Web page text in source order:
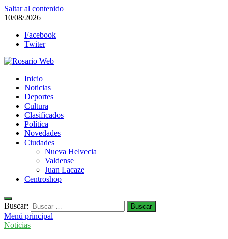
Saltar al contenido
10/08/2026
Facebook
Twiter
Rosario Web
Todas la noticias de Rosario y la zona
Inicio
Noticias
Deportes
Cultura
Clasificados
Política
Novedades
Ciudades
Nueva Helvecia
Valdense
Juan Lacaze
Centroshop
Buscar:
Menú principal
Noticias